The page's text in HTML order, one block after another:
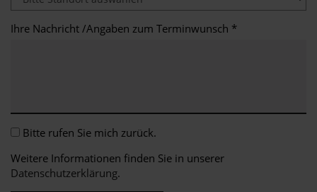
Ihre Nachricht /Angaben zum Terminwunsch *
Bitte rufen Sie mich zurück.
Weitere Informationen finden Sie in unserer
Datenschutzerklärung.